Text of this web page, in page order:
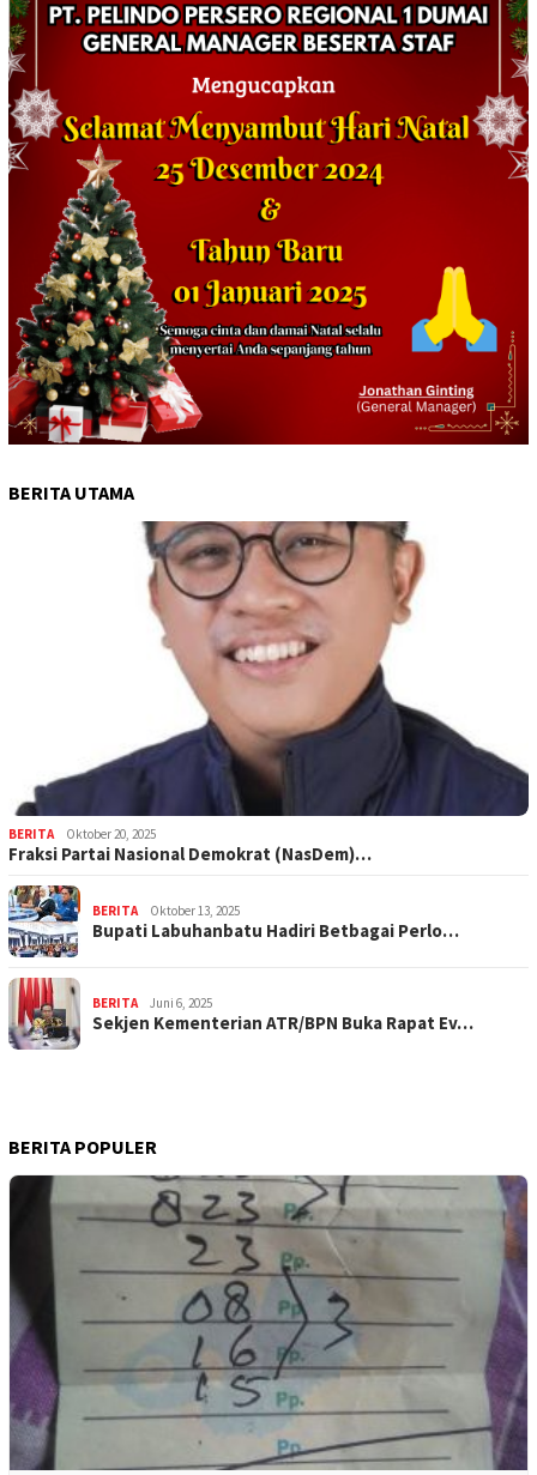
BERITA UTAMA
BERITA Oktober 20, 2025
Fraksi Partai Nasional Demokrat (NasDem)…
BERITA Oktober 13, 2025
Bupati Labuhanbatu Hadiri Betbagai Perlo…
BERITA Juni 6, 2025
Sekjen Kementerian ATR/BPN Buka Rapat Ev…
BERITA POPULER